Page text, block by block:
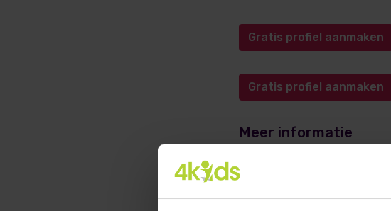
Gratis profiel aanmaken
Gratis profiel aanmaken
Meer informatie
opvangadvies@4kids.nl